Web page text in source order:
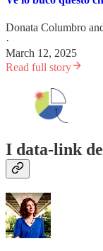
Donata Columbro
·
March 12, 2025
Read full story
I data-link